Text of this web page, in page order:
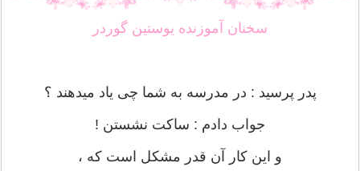
سخنان آموزنده یوستین گوردر
پدر پرسید : در مدرسه به شما چی یاد میدهند ؟
جواب دادم : ساكت نشستن !
و این كار آن قدر مشكل است كه ،